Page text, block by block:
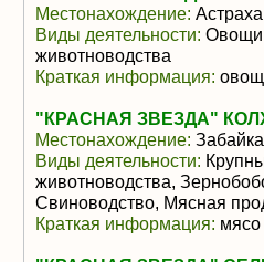
Местонахождение:
Виды деятельности:
животноводства
Краткая информация:
"КРАСНАЯ ЗВЕЗДА"
Местонахождение:
Виды деятельности:
животноводства,
Свиноводство, Мясная
Краткая информация: мясо